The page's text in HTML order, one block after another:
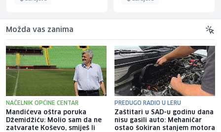
Možda vas zanima
NAČELNIK OPĆINE CENTAR
Mandićeva oštra poruka
Džemidžiću: Molio sam da ne
zatvarate Koševo, smiješ li
PREDUGO RADIO U LERU
Zaštitari u SAD-u godinu dana
nisu gasili auto: Mehaničar
ostao šokiran stanjem motora